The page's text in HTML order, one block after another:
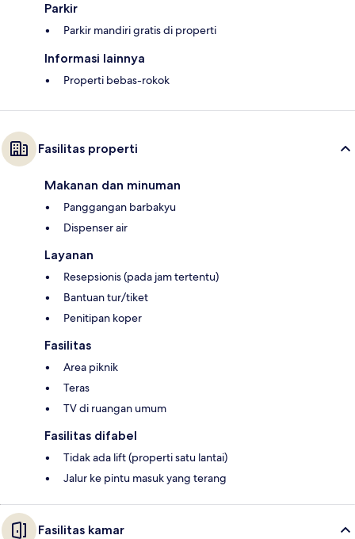
Parkir
Parkir mandiri gratis di properti
Informasi lainnya
Properti bebas-rokok
Fasilitas properti
Makanan dan minuman
Panggangan barbakyu
Dispenser air
Layanan
Resepsionis (pada jam tertentu)
Bantuan tur/tiket
Penitipan koper
Fasilitas
Area piknik
Teras
TV di ruangan umum
Fasilitas difabel
Tidak ada lift (properti satu lantai)
Jalur ke pintu masuk yang terang
Fasilitas kamar